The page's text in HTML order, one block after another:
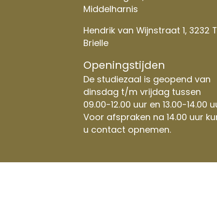
Middelharnis
Hendrik van Wijnstraat 1, 3232
Brielle
Openingstijden
De studiezaal is geopend van
dinsdag t/m vrijdag tussen
09.00-12.00 uur en 13.00-14.00
Voor afspraken na 14.00 uur
u contact opnemen.